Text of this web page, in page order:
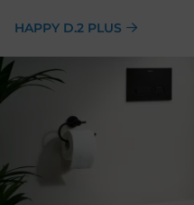
HAPPY D.2 PLUS